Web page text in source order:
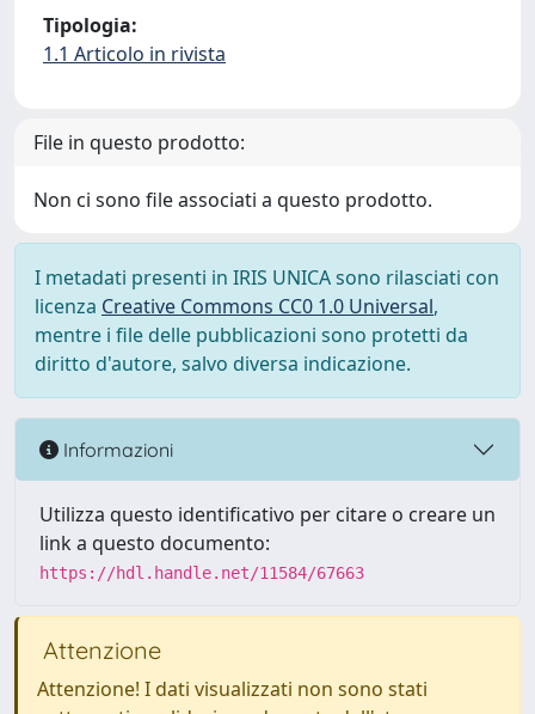
Tipologia:
1.1 Articolo in rivista
File in questo prodotto:
Non ci sono file associati a questo prodotto.
I metadati presenti in IRIS UNICA sono rilasciati con
licenza Creative Commons CC0 1.0 Universal,
mentre i file delle pubblicazioni sono protetti da
diritto d'autore, salvo diversa indicazione.
Informazioni
Utilizza questo identificativo per citare o creare un
link a questo documento:
https://hdl.handle.net/11584/67663
Attenzione
Attenzione! I dati visualizzati non sono stati